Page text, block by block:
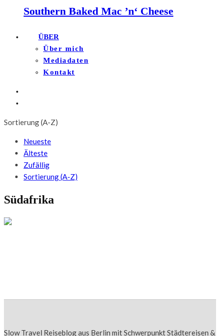
Southern Baked Mac ’n‘ Cheese
ÜBER
Über mich
Mediadaten
Kontakt
Sortierung (A-Z)
Neueste
Älteste
Zufällig
Sortierung (A-Z)
Südafrika
Slow Travel Reiseblog aus Berlin mit Schwerpunkt Städtereisen &